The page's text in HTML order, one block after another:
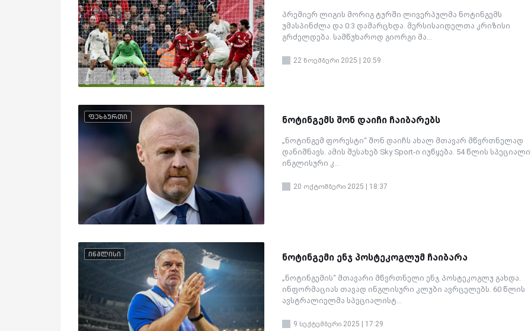
პრემიერ ლიგის მორიგ ტურში ლივერპულმა ნოტინგემს
უმასპინძლა და 0:3 დამარცხდა. მერსისაიდელთა კრიზისი
გრძელდება. სამწუხაროდ გიორგი მა...
22 ნოემბერი 2025 | 20:59
ფეხბურთი ნოტინგემს შონ დაიჩი ჩაიბარებს
„ნოტინგემ ფორესტი“ შონ დაიჩს ახალ მთავარ მწვრთნელად
დანიშნავს. ამის შესახებ Sky Sport-ი იუწყება. 54 წლის
ინგლისური კ...
20 ოქტომბერი 2025 | 18:37
ინგლისი ნოტინგემი ენჯ პოსტეკოგლუმ ჩაიბარა
„ნოტინგემის“ მთავარი მწვრთნელი ენჯ პოსტეკოგლუ გახდა.
ინფორმაციას თავად ინგლისური კლუბი ავრცელებს. 60 წლის
ავსტრალიელმა სპეციალისტ...
9 სექტემბერი 2025 | 17:29